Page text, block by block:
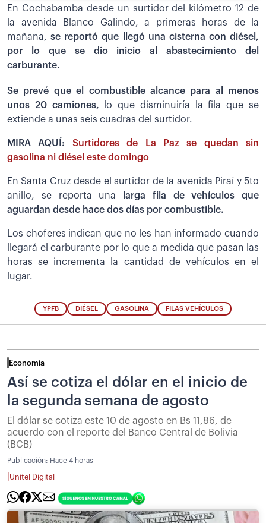
En Cochabamba desde un surtidor del kilómetro 12 de
la avenida Blanco Galindo, a primeras horas de la
mañana,se reportó que llegó una cisterna con diésel,
por lo que se dio inicio al abastecimiento del
carburante.
Se prevé que el combustible alcance para al menos
unos 20 camiones, lo que disminuiría la fila que se
extiende a unas seis cuadras del surtidor.
MIRA AQUÍ: Surtidores de La Paz se quedan sin
gasolina ni diésel este domingo
En Santa Cruz desde el surtidor de la avenida Piraí y 5to
anillo, se reporta una
larga fila de vehículos que
aguardan desde hace dos días por combustible.
Los choferes indican que no les han informado cuando
llegará el carburante por lo que a medida que pasan las
horas se incrementa la cantidad de vehículos en el
lugar.
YPFB DIÉSEL GASOLINA FILAS VEHÍCULOS
Economía
Así se cotiza el dólar en el inicio de
la segunda semana de agosto
El dólar se cotiza este 10 de agosto en Bs 11,86, de
acuerdo con el reporte del Banco Central de Bolivia
(BCB)
Publicación: Hace 4 horas
Unitel Digital